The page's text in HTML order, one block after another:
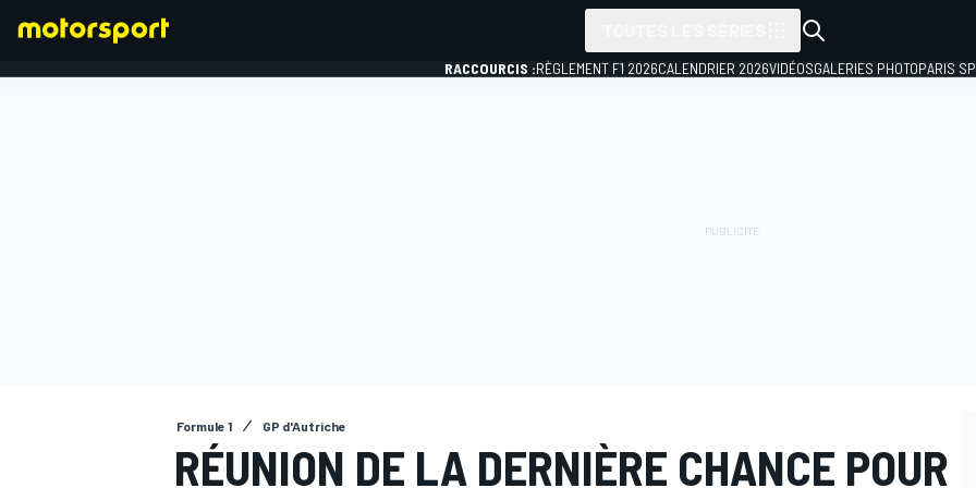
RACCOURCIS :RÈGLEMENT F1 2026CALENDRIER 2026VIDÉOSGALERIES PHOTOPARIS
Formule 1 GP d'Autriche
RÉUNION DE LA DERNIÈRE CHANCE POUR